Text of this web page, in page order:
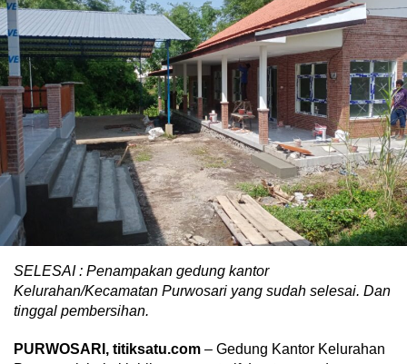
SELESAI : Penampakan gedung kantor
Kelurahan/Kecamatan Purwosari yang sudah selesai. Dan
tinggal pembersihan.
PURWOSARI, titiksatu.com – Gedung Kantor Kelurahan